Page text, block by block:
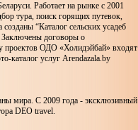
Работает на рынке с 2001
тура, поиск горящих путевок,
“Каталог сельских усадеб
Заключены договоры о
проектов ОДО «Холидэйбай» входят
каталог услуг Arendazala.by
мира. С 2009 года - эксклюзивный
DEO travel.